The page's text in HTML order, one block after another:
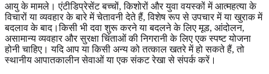
आयु के मामले। एंटीडिप्रेसेंट बच्चों, किशोरों और युवा वयस्कों में आत्महत्या के
विचारों या व्यवहार के बारे में चेतावनी देते हैं, विशेष रूप से उपचार में या खुराक में
बदलाव के बाद।किसी भी दवा शुरू करने या बदलने के लिए मूड, आंदोलन,
असामान्य व्यवहार और सुरक्षा चिंताओं की निगरानी के लिए एक स्पष्ट योजना
होनी चाहिए। यदि आप या किसी अन्य को तत्काल खतरे में हो सकते हैं, तो
स्थानीय आपातकालीन सेवाओं या एक संकट रेखा से संपर्क करें।